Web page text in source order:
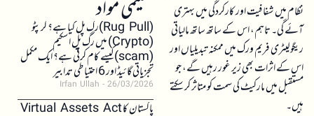
نظام میں شفافیت اور کارکردگی میں بہتری
آئے گی۔ تاہم، اس کے ساتھ ساتھ مالیاتی
ریگولیٹری فریم ورک میں ممکنہ تبدیلیاں اور
اس کے اثرات بھی زیر غور رہیں گے، جو
مستقبل میں مارکیٹ کی سمت کو متاثر کر سکتے
ہیں۔
تعلیمی مواد(Rug Pull)رگ پل کیا ہے؟ کرپٹو
(Crypto) میں رگ پل اسکیم
(scam)کیسے کام کرتی ہے؟ ایک مکمل
تجزیاتی گائیڈ اور 6 احتیاطی تدابیر
Irfan Ullah 26/03/2026
پاکستان کا Virtual Assets Act